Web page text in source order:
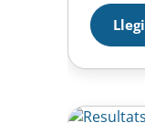
la
amb